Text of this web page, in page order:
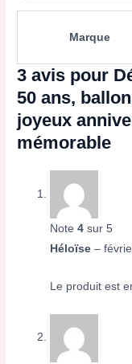
Marque
3 avis pour
50 ans,
joyeux
mémorable
Note4 sur 5
Héloïse–
Le produit est